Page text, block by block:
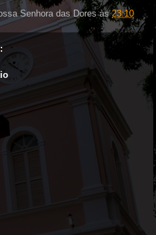
Senhora das Dores às23:10